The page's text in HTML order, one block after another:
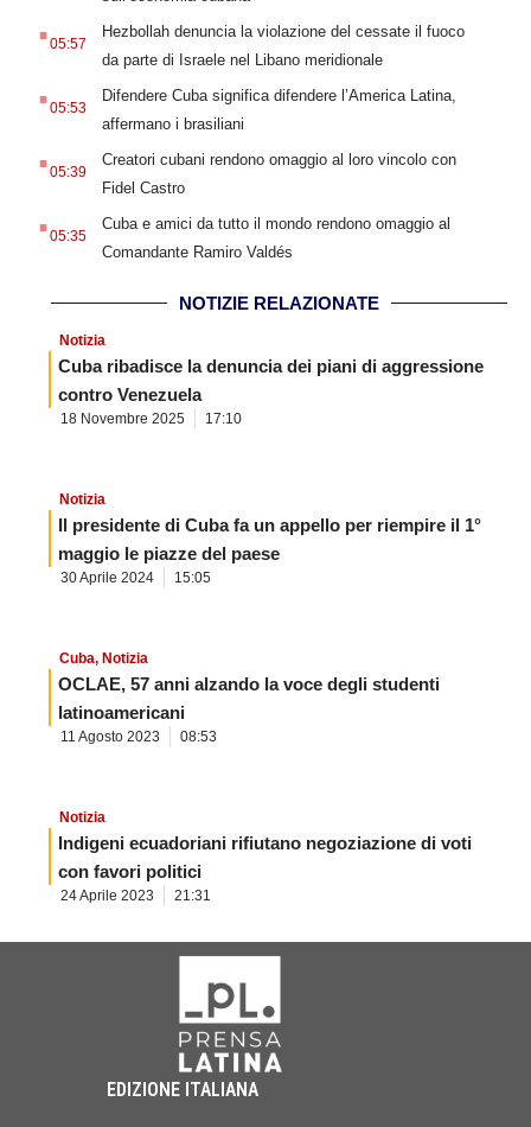
.05:57
Hezbollah denuncia la violazione del cessate il fuoco
da parte di Israele nel Libano meridionale
.05:53
Difendere Cuba significa difendere l’America Latina,
affermano i brasiliani
.05:39
Creatori cubani rendono omaggio al loro vincolo con
Fidel Castro
.05:35
Cuba e amici da tutto il mondo rendono omaggio al
Comandante Ramiro Valdés
NOTIZIE RELAZIONATE
Notizia
Cuba ribadisce la denuncia dei piani di aggressione
contro Venezuela
18 Novembre 2025 17:10
Notizia
Il presidente di Cuba fa un appello per riempire il 1°
maggio le piazze del paese
30 Aprile 2024 15:05
Cuba, Notizia
OCLAE, 57 anni alzando la voce degli studenti
latinoamericani
11 Agosto 2023 08:53
Notizia
Indigeni ecuadoriani rifiutano negoziazione di voti
con favori politici
24 Aprile 2023 21:31
EDIZIONE ITALIANA